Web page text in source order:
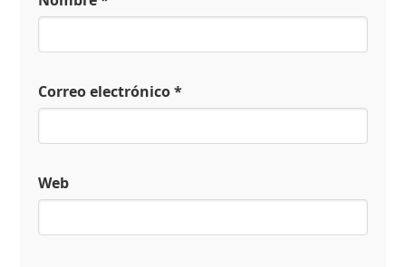
Correo electrónico*
Web